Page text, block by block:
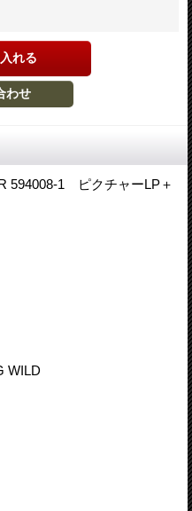
1 ピクチャーLP＋
WILD